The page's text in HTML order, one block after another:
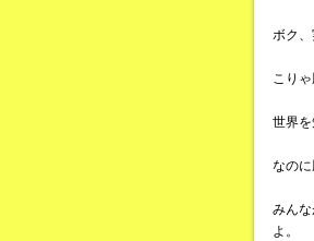
ボク
こりゃ
世界
なの
みん
よ。